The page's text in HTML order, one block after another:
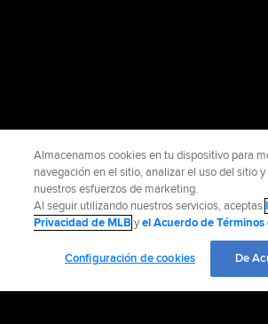
Almacenamos cookies en tu dispositivo para
navegación en el sitio, analizar el uso del sitio
nuestros esfuerzos de marketing.
Al seguir utilizando nuestros servicios, aceptas
Privacidad de MLB yel Acuerdo de Términos
Configuración de cookies De